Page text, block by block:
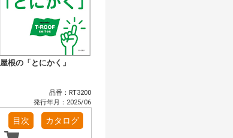
屋根の「とにかく」
品番：RT3200
発行年月：2025/06
目次 カタログ